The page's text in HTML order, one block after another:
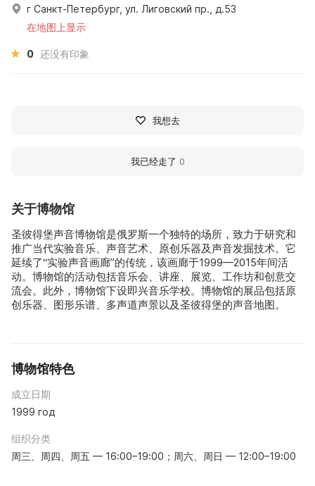
关于博物馆
圣彼得堡声音博物馆是俄罗斯一个独特的场所，致力于研究和
推广当代实验音乐、声音艺术、原创乐器及声音发掘技术。它
延续了“实验声音画廊”的传统，该画廊于1999—2015年间活
动。博物馆的活动包括音乐会、讲座、展览、工作坊和创意交
流会。此外，博物馆下设即兴音乐学校。博物馆的展品包括原
创乐器、图形乐谱、多声道声景以及圣彼得堡的声音地图。
博物馆特色
成立日期
1999 год
组织分类
周三、周四、周五 — 16:00–19:00；周六、周日 — 12:00–19:00
г Санкт-Петербург, ул. Лиговский пр., д.53
在地图上显示
0 还没有印象
我想去
我已经走了 0